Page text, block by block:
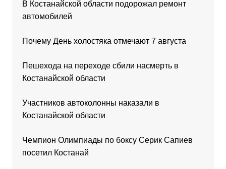
В Костанайской области подорожал ремонт
автомобилей
Почему День холостяка отмечают 7 августа
Пешехода на переходе сбили насмерть в
Костанайской области
Участников автоколонны наказали в
Костанайской области
Чемпион Олимпиады по боксу Серик Сапиев
посетил Костанай